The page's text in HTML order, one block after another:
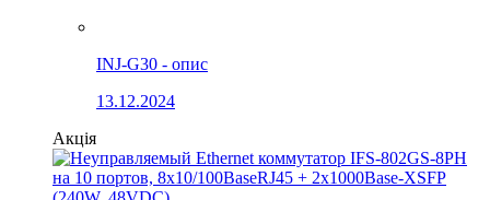
INJ-G30 - опис
13.12.2024
Акція